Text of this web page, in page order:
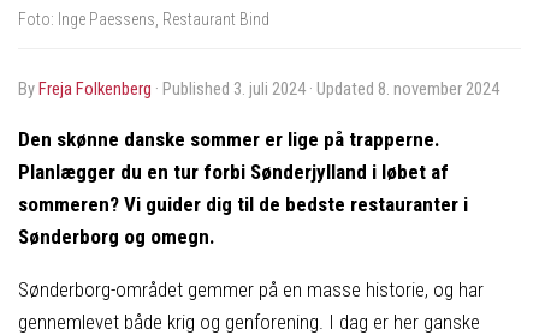
Foto: Inge Paessens, Restaurant Bind
byFreja Folkenberg · Published 3. juli 2024 · Updated 8. november 2024
Den skønne danske sommer er lige på trapperne.
Planlægger du en tur forbi Sønderjylland i løbet af
sommeren? Vi guider dig til de bedste restauranter i
Sønderborg og omegn.
Sønderborg-området gemmer på en masse historie, og har
gennemlevet både krig og genforening. I dag er her ganske